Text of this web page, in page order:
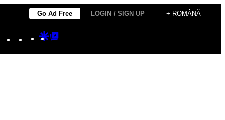
Go Ad Free LOGIN / SIGN UP + ROMÂNĂ
Instagram
TikTokYouTube
Google